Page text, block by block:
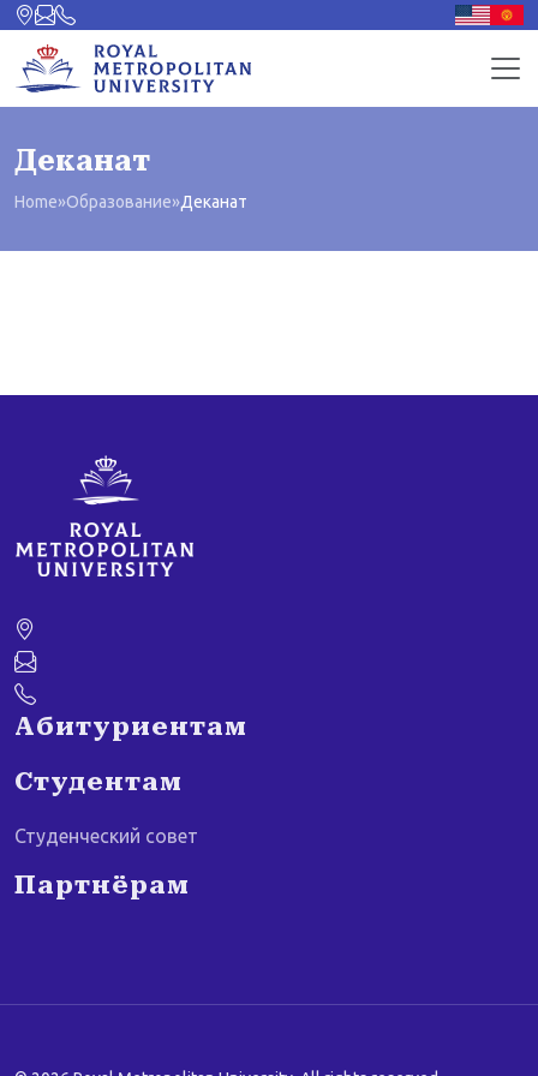
Деканат
Home»Образование»Деканат
Абитуриентам
Студентам
Студенческий совет
Партнёрам